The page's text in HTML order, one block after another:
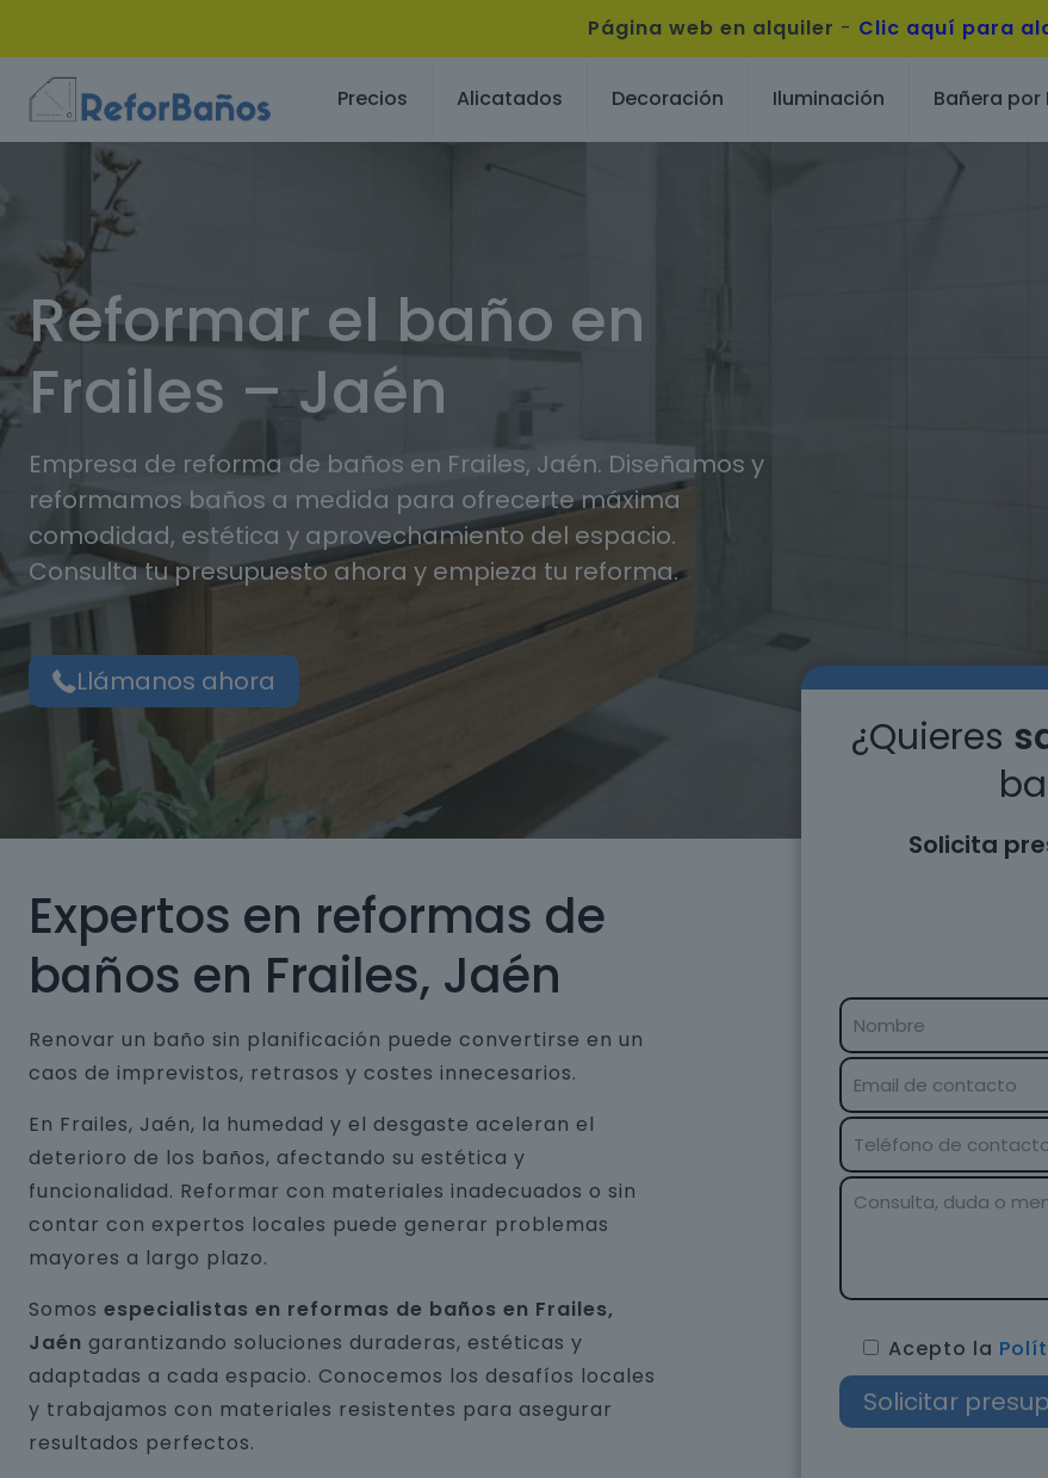
Página web en alquiler - Clic aquí para
Precios Alicatados Decoración Iluminación Bañera por
Reformar el baño en
Frailes – Jaén
Empresa de reforma de baños en Frailes, Jaén. Diseñamos y
reformamos baños a medida para ofrecerte máxima
comodidad, estética y aprovechamiento del espacio.
Consulta tu presupuesto ahora y empieza tu reforma.
Llámanos ahora
Expertos en reformas de
baños en Frailes, Jaén
Renovar un baño sin planificación puede convertirse en un
caos de imprevistos, retrasos y costes innecesarios.
En Frailes, Jaén, la humedad y el desgaste aceleran el
deterioro de los baños, afectando su estética y
funcionalidad. Reformar con materiales inadecuados o sin
contar con expertos locales puede generar problemas
mayores a largo plazo.
Somos especialistas en reformas de baños en Frailes,
Jaén garantizando soluciones duraderas, estéticas y
adaptadas a cada espacio. Conocemos los desafíos locales
y trabajamos con materiales resistentes para asegurar
resultados perfectos.
¿Quieres
Solicita
Acepto la